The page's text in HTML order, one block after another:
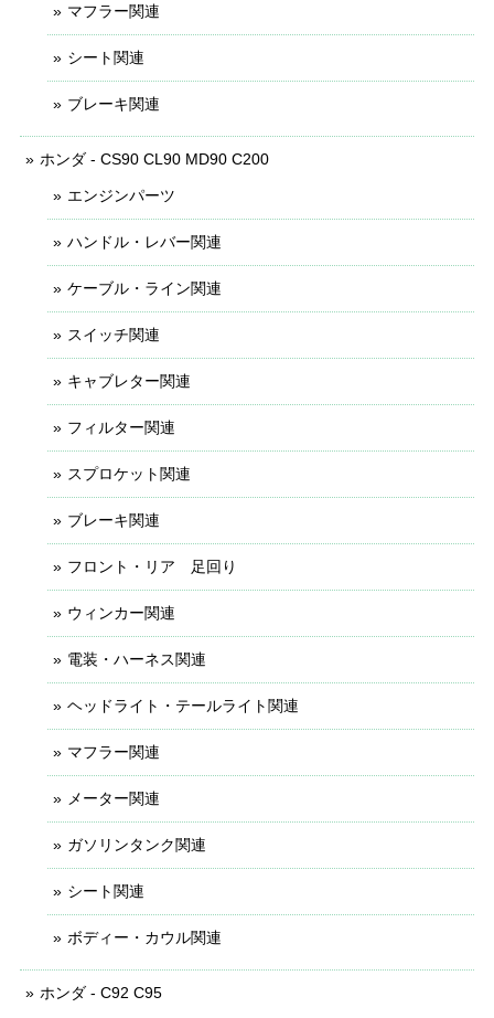
マフラー関連
シート関連
ブレーキ関連
ホンダ - CS90 CL90 MD90 C200
エンジンパーツ
ハンドル・レバー関連
ケーブル・ライン関連
スイッチ関連
キャブレター関連
フィルター関連
スプロケット関連
ブレーキ関連
フロント・リア 足回り
ウィンカー関連
電装・ハーネス関連
ヘッドライト・テールライト関連
マフラー関連
メーター関連
ガソリンタンク関連
シート関連
ボディー・カウル関連
ホンダ - C92 C95